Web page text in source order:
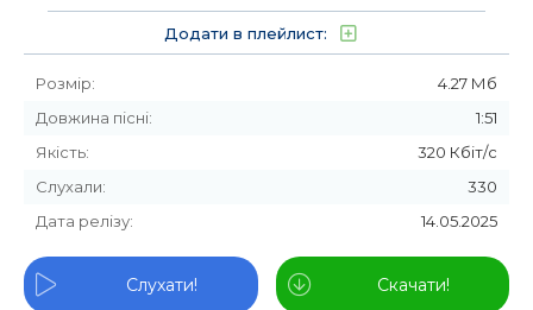
Додати в плейлист:
Розмір:
4.27 Мб
Довжина пісні:
1:51
Якість:
320 Кбіт/с
Слухали:
330
Дата релізу:
14.05.2025
Слухати! Скачати!